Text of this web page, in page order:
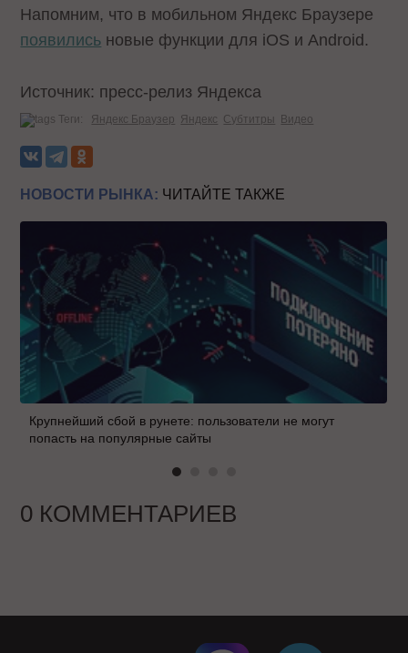
Напомним, что в мобильном Яндекс Браузере
появились новые функции для iOS и Android.
Источник: пресс-релиз Яндекса
Теги: Яндекс Браузер Яндекс Субтитры Видео
НОВОСТИ РЫНКА: ЧИТАЙТЕ ТАКЖЕ
Крупнейший сбой в рунете: пользователи не могут
попасть на популярные сайты
0 КОММЕНТАРИЕВ